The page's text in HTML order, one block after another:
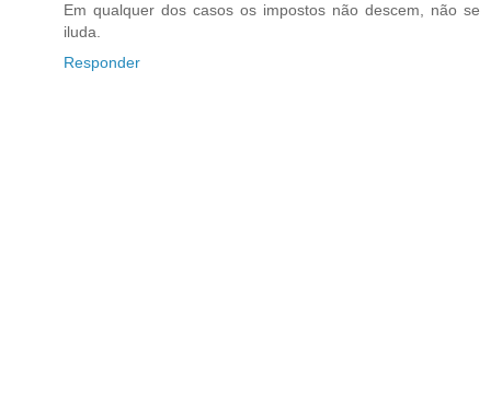
Em qualquer dos casos os impostos não descem, não se
iluda.
Responder